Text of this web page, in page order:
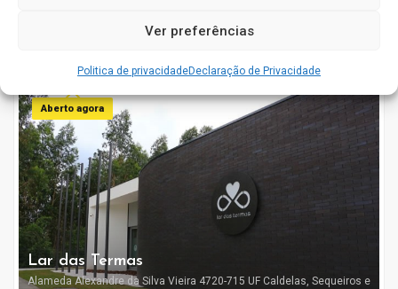
Ver preferências
Politica de privacidadeDeclaração de Privacidade
acerca do seu funcionamento
Aberto agora
Lar das Termas
Alameda Alexandre da Silva Vieira 4720-715 UF Caldelas, Sequeiros e